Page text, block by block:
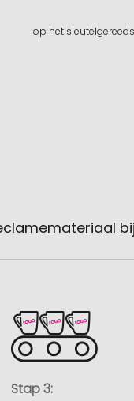
op het
Stap 3: